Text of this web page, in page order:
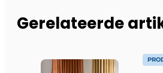
Gerelateerde